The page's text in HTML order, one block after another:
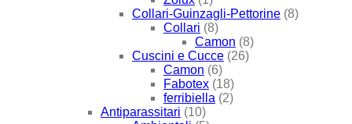
Collari-Guinzagli-Pettorine (8)
Collari (8)
Camon (8)
Cuscini e Cucce (26)
Camon (6)
Fabotex (18)
ferribiella (2)
Antiparassitari (10)